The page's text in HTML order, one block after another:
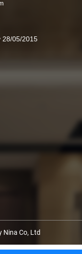
28/05/2015
Nina Co, Ltd